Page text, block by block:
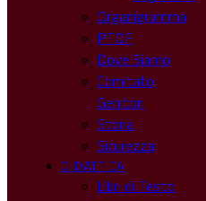
Organigramma
PTOF
Dove Siamo
Comitato
Genitori
Storia
Sicurezza
DIDATTICA
Libri di Testo